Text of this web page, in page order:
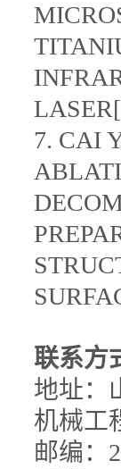
7. CAI
联系方
地址：
机械工
邮编：